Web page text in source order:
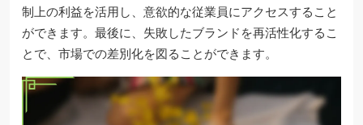
制上の利益を活用し、意欲的な従業員にアクセスすること
ができます。最後に、失敗したブランドを再活性化するこ
とで、市場での差別化を図ることができます。